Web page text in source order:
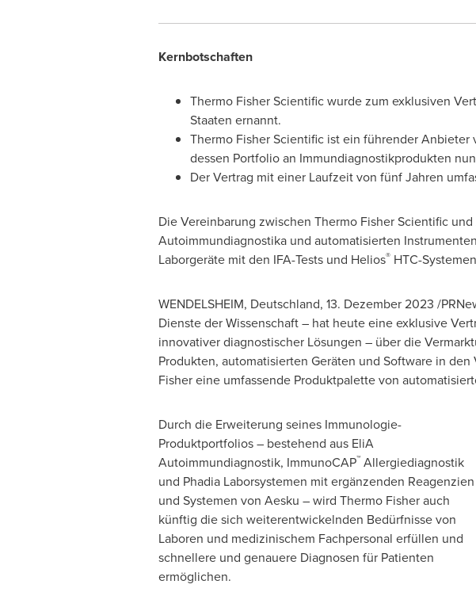
Kernbotschaften
Thermo Fisher Scientific wurde zum exklusiven
Staaten ernannt.
Thermo Fisher Scientific ist ein führender
dessen Portfolio an Immundiagnostikprodukten
Der Vertrag mit einer Laufzeit von fünf Jahren
Die Vereinbarung zwischen Thermo Fisher Scientific
Autoimmundiagnostika und automatisierten
Laborgeräte mit den IFA-Tests und Helios®HTC-
WENDELSHEIM, Deutschland, 13. Dezember 2023 /
Dienste der Wissenschaft – hat heute eine exklusive
innovativer diagnostischer Lösungen – über die
Produkten, automatisierten Geräten und Software in
Fishereine umfassende Produktpalette von
Durch die Erweiterung seines Immunologie-
Produktportfolios – bestehend aus EliA
Autoimmundiagnostik, ImmunoCAP™Allergiediagnostik
und Phadia Laborsystemen mit ergänzenden Reagenzien
und Systemen von Aesku – wird Thermo Fisherauch
künftig die sich weiterentwickelnden Bedürfnisse von
Laboren und medizinischem Fachpersonal erfüllen und
schnellere und genauere Diagnosen für Patienten
ermöglichen.